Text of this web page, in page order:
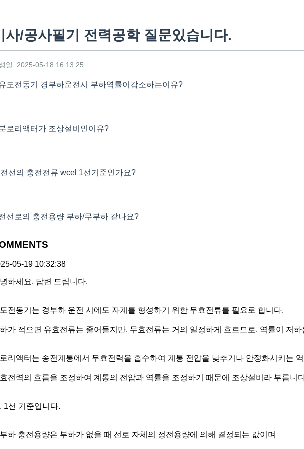
사/공사필기 전력공학 질문있습니다.
일: 2025-05-18 16:13:25
도전동기 경부하운전시 부하역률이감소하는이유?
로리액터가 조상설비인이유?
선의 충전전류 wcel 1선기준인가요?
선로의 충전용량 부하/무부하 같나요?
05-19 10:32:38
하세요, 답변 드립니다.
전동기는 경부하 운전 시에도 자계를 형성하기 위한 무효전류를 필요로 합니다.
가 적으면 유효전류는 줄어들지만, 무효전류는 거의 일정하게 흐르므로, 역률이 저하
리액터는 송전계통에서 무효전력을 흡수하여 계통 전압을 낮추거나 안정화시키는
전력의 흐름을 조정하여 계통의 전압과 역률을 조정하기 때문에 조상설비라 부릅니
1선 기준입니다.
하 충전용량은 부하가 없을 때 선로 자체의 정전용량에 의해 결정되는 값이며